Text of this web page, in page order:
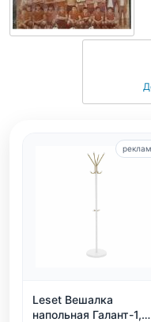
Leset Вешалка
напольная Галант-1,